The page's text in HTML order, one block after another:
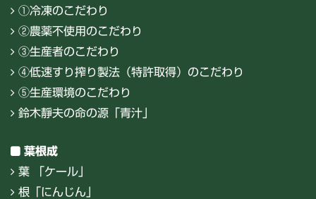
①冷凍のこだわり
②農薬不使用のこだわり
③生産者のこだわり
④低速すり搾り製法（特許取得）のこだわり
⑤生産環境のこだわり
鈴木靜夫の命の源「青汁」
葉根成
葉 「ケール」
根「にんじん」